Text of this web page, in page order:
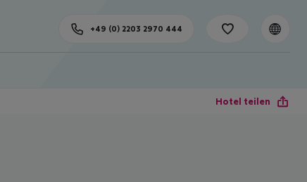
+49 (0) 2203 2970 444
Hotel teilen